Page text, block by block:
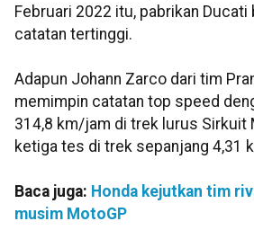
Februari 2022 itu, pabrikan
catatan tertinggi.
Adapun Johann Zarco dari tim
memimpin catatan top speed
314,8 km/jam di trek lurus Sirkuit
ketiga tes di trek sepanjang 4,31
Baca juga: Honda kejutkan tim
musim MotoGP